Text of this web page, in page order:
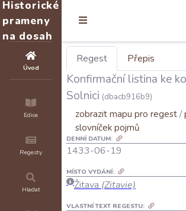
Historické
prameny
na dosah
Úvod
Edice
Regesty
Hledat
Regest Přepis
Konfirmační listina ke
Solnici (dbacb916b9)
zobrazit mapu pro regest/
slovníček pojmů
DENNÍ DATUM:
1433-06-19
MÍSTO VYDÁNÍ:
Žitava (Zitavie)
VLASTNÍ TEXT REGESTU: